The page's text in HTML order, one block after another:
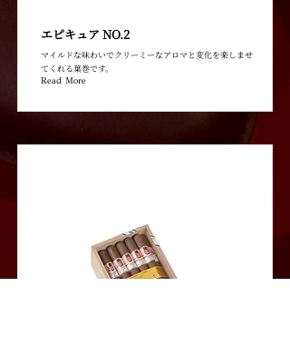
エピキュア NO.2
マイルドな味わいでクリーミーなアロマと変化を楽しませ
てくれる葉巻です。
Read More